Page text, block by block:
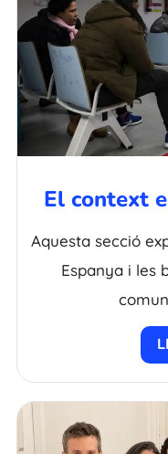
El context
Aquesta secció
Espanya i les